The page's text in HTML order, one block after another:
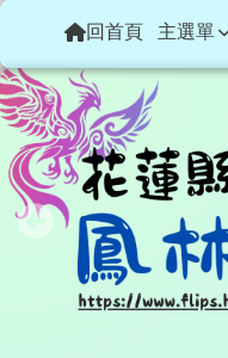
跳至主內容區
花蓮縣鳳
導覽列回首頁 主選單